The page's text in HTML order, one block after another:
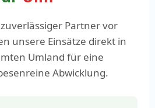
Partner vor
unsere Einsätze direkt in
Umland für eine
Abwicklung.